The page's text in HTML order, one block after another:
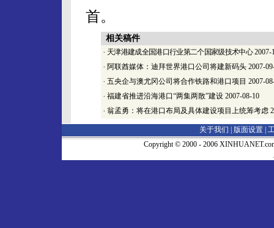
首。
相关稿件
· 天津港建成全国港口行业第二个国家级技术中心2007-
· 阿联酋媒体：迪拜世界港口公司将建新码头 2007-
· 五央企与澳尤冈公司将合作铁路和港口项目 2007-
· 福建省推进沿海港口“两集两散”建设 2007-08-10
· 翁孟勇：将在港口布局及具体建设项目上统筹考虑
关于我们 | 版面设置
Copyright © 2000 - 2006